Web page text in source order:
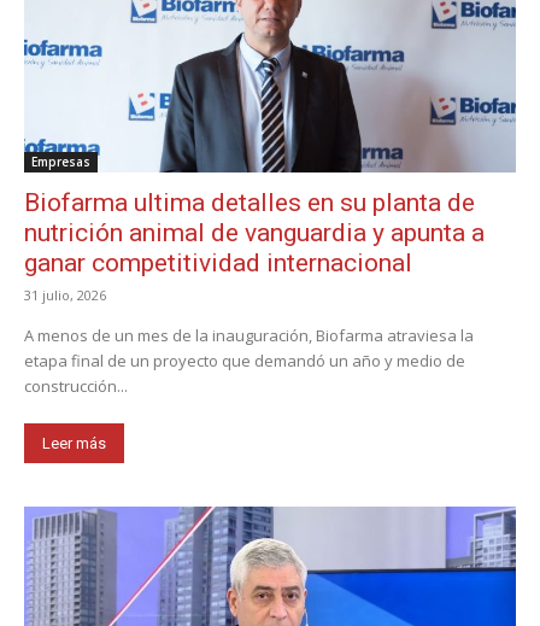
Empresas
Biofarma ultima detalles en su planta de
nutrición animal de vanguardia y apunta a
ganar competitividad internacional
31 julio, 2026
A menos de un mes de la inauguración, Biofarma atraviesa la
etapa final de un proyecto que demandó un año y medio de
construcción...
Leer más